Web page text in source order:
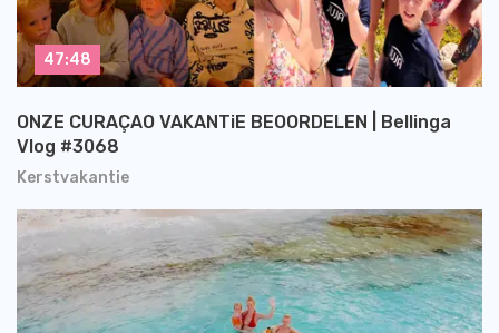
Kerstvakantie
ONZE CURAÇAO VAKANTiE BEOORDELEN | Bellinga
Vlog #3068
47:48